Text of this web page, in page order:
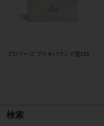
プロフーズ ブリキパウンド型110
検索